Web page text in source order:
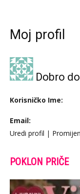
Moj profil
Dobro
Korisničko Ime:
Email:
Uredi profil |
POKLON PRIČE